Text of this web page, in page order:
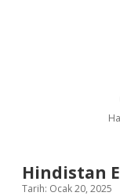
Hindistan
Tarih: Ocak 20, 2025